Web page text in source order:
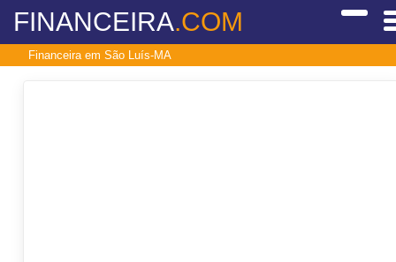
FINANCEIRA.COM
Financeira em São Luís-MA